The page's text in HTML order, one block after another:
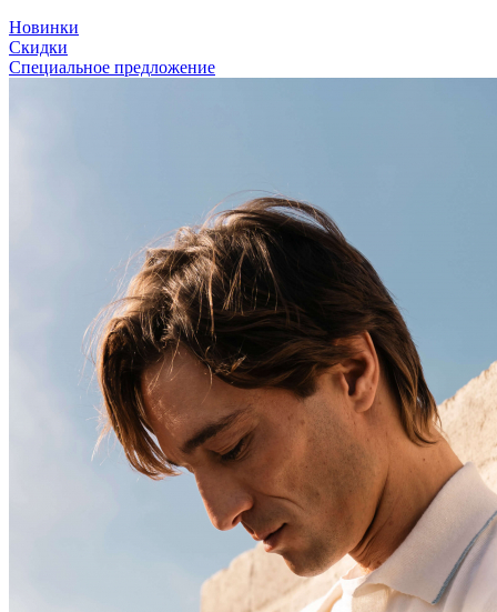
Новинки
Скидки
Специальное предложение